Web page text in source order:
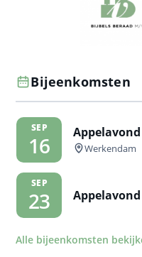
Bijeenkomsten
SEP
16
Appelavond
Werkendam
SEP
23
Alle bijeenkomsten